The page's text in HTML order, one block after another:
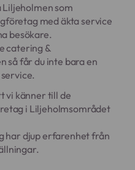
Liljeholmen som
med äkta service
besökare.
catering &
så får du inte bara en
vi känner till de
i Liljeholmsområdet
har djup erfarenhet från